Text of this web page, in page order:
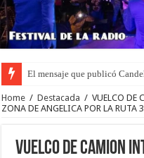
El mensaje que publicó
Home / Destacada / VUELCO DE
ZONA DE ANGELICA POR LA RUTA
VUELCO DE CAMION